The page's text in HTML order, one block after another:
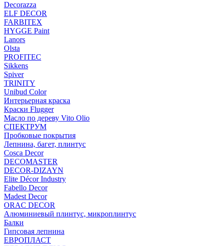
Decorazza
ELF DECOR
FARBITEX
HYGGE Paint
Lanors
Olsta
PROFITEC
Sikkens
Spiver
TRINITY
Unibud Color
Интерьерная краска
Краски Flugger
Масло по дереву Vito Olio
СПЕКТРУМ
Пробковые покрытия
Лепнина, багет, плинтус
Cosca Decor
DECOMASTER
DECOR-DIZAYN
Elite Décor Industry
Fabello Decor
Madest Decor
ORAC DECOR
Алюминиевый плинтус, микроплинтус
Балки
Гипсовая лепнина
ЕВРОПЛАСТ